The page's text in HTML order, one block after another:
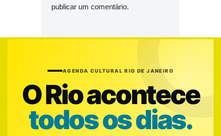
publicar um comentário.
AGENDA CULTURAL RIO DE JANEIRO
O Rio acontece
todos os dias.